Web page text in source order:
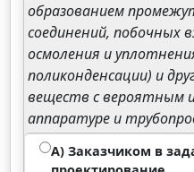
образованием
соединений, побочных
осмоления и
поликонденсации) и
веществ с вероятным
аппаратуре и
А) Заказчиком в